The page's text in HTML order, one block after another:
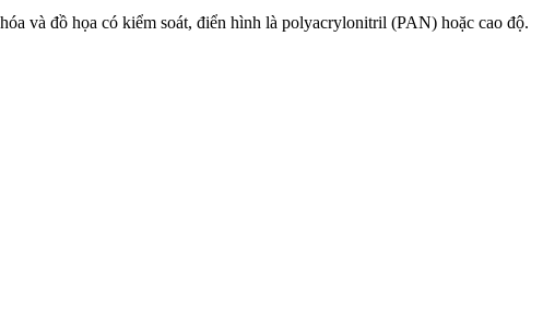
và đồ họa có kiểm soát, điển hình là polyacrylonitril (PAN) hoặc cao độ.